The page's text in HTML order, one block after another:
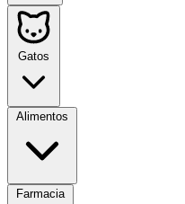
Gatos
Alimentos
Farmacia